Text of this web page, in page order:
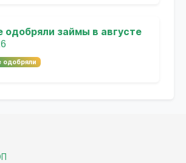
одобряли займы в августе
одобряли